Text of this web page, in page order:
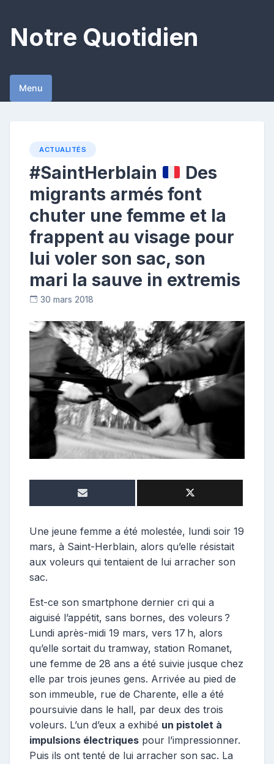
content
Notre Quotidien
Menu
ACTUALITÉS
#SaintHerblain
Des
migrants armés font
chuter une femme et la
frappent au visage pour
lui voler son sac, son
mari la sauve in extremis
30 mars 2018
o
n
t
r
i
b
u
t
r
i
Une jeune femme a été molestée, lundi soir 19
mars, à Saint-Herblain, alors qu’elle résistait
aux voleurs qui tentaient de lui arracher son
sac.
Est-ce son smartphone dernier cri qui a
aiguisé l’appétit, sans bornes, des voleurs ?
Lundi après-midi 19 mars, vers 17 h, alors
qu’elle sortait du tramway, station Romanet,
une femme de 28 ans a été suivie jusque chez
elle par trois jeunes gens. Arrivée au pied de
son immeuble, rue de Charente, elle a été
poursuivie dans le hall, par deux des trois
voleurs. L’un d’eux a exhibé un pistolet à
impulsions électriques pour l’impressionner.
Puis ils ont tenté de lui arracher son sac. La